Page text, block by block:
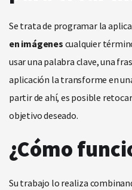
Se trata de programar la
en imágenes cualquier
usar una palabra clave, una
aplicación la transforme en
partir de ahí, es posible
objetivo deseado.
¿Cómo
Su trabajo lo realiza